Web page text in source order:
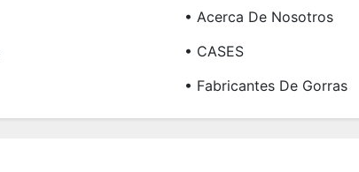
• Acerca De Nosotros
• CASES
• Fabricantes De Gorras